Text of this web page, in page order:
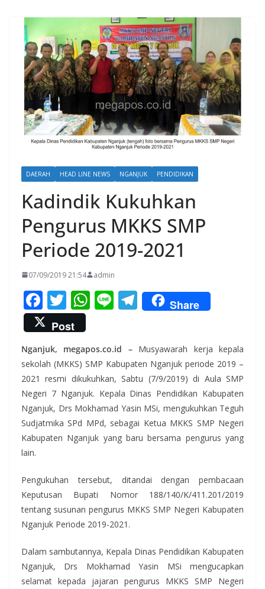
DAERAH HEAD LINE NEWS NGANJUK PENDIDIKAN
Kadindik Kukuhkan
Pengurus MKKS SMP
Periode 2019-2021
07/09/2019 21:54 admin
F
ac
e
b
o
o
k
T
w
itt
er
W
s
A
p
p
Li T
el
gr
a
m
Share
Post
Nganjuk, megapos.co.id – Musyawarah kerja kepala
sekolah (MKKS) SMP Kabupaten Nganjuk periode 2019 –
2021 resmi dikukuhkan, Sabtu (7/9/2019) di Aula SMP
Negeri 7 Nganjuk. Kepala Dinas Pendidikan Kabupaten
Nganjuk, Drs Mokhamad Yasin MSi, mengukuhkan Teguh
Sudjatmika SPd MPd, sebagai Ketua MKKS SMP Negeri
Kabupaten Nganjuk yang baru bersama pengurus yang
lain.
Pengukuhan tersebut, ditandai dengan pembacaan
Keputusan Bupati Nomor 188/140/K/411.201/2019
tentang susunan pengurus MKKS SMP Negeri Kabupaten
Nganjuk Periode 2019-2021.
Dalam sambutannya, Kepala Dinas Pendidikan Kabupaten
Nganjuk, Drs Mokhamad Yasin MSi mengucapkan
selamat kepada jajaran pengurus MKKS SMP Negeri